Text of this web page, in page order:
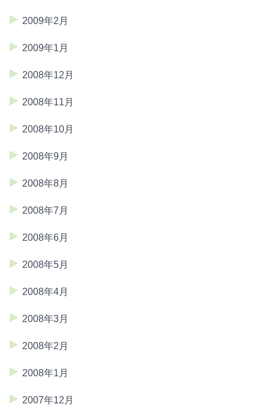
2009年2月
2009年1月
2008年12月
2008年11月
2008年10月
2008年9月
2008年8月
2008年7月
2008年6月
2008年5月
2008年4月
2008年3月
2008年2月
2008年1月
2007年12月